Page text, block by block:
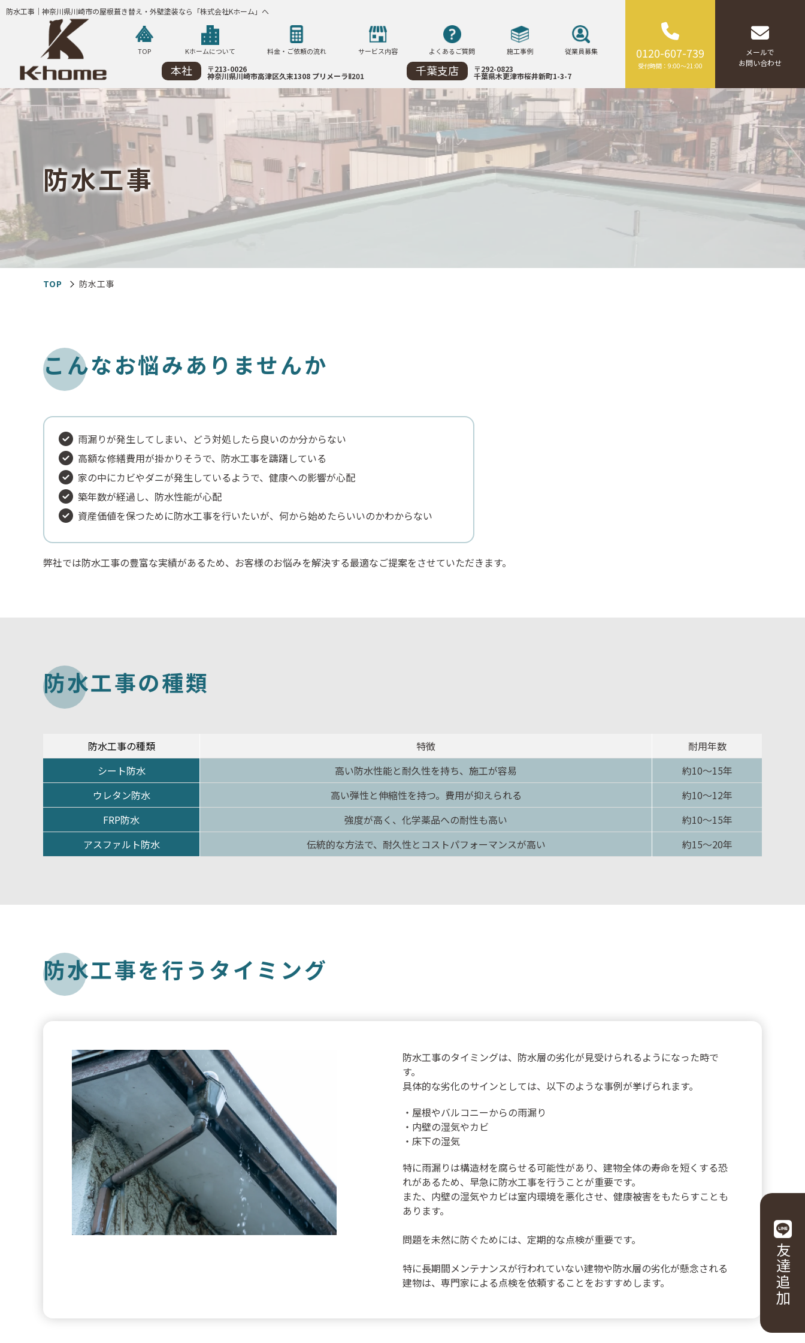
防水工事｜神奈川県川崎市の屋根葺き替え・外壁塗装なら「株式会社Kホーム」へ
TOP Kホームについて 料金・ご依頼の流れ サービス内容 よくあるご質問 施工事例 従業員募集
本社 〒213-0026
神奈川県川崎市高津区久末1308 プリメーラⅡ201 千葉支店 〒292-0823
千葉県木更津市桜井新町1-3-7
0120-607-739
受付時間：9:00～21:00
メールで
お問い合わせ
防水工事
TOP 防水工事
こ んなお悩みあ り ませんか
雨漏りが発生してしまい、どう対処したら良いのか分からない
高額な修繕費用が掛かりそうで、防水工事を躊躇している
家の中にカビやダニが発生しているようで、健康への影響が心配
築年数が経過し、防水性能が心配
資産価値を保つために防水工事を行いたいが、何から始めたらいいのかわからない
弊社では防水工事の豊富な実績があるため、お客様のお悩みを解決する最適なご提案をさせていただきます。
防水工事の種類
防水工事の種類 特徴
耐用年数
シート防水
高い防水性能と耐久性を持ち、施工が容易
約10〜15年
ウレタン防水
高い弾性と伸縮性を持つ。費用が抑えられる
約10〜12年
FRP防水
強度が高く、化学薬品への耐性も高い
約10〜15年
アスファルト防水
伝統的な方法で、耐久性とコストパフォーマンスが高い 約15〜20年
防水工事を行う タイ ミ ング
防水工事のタイミングは、防水層の劣化が見受けられるようになった時で
す。
具体的な劣化のサインとしては、以下のような事例が挙げられます。
・屋根やバルコニーからの雨漏り
・内壁の湿気やカビ
・床下の湿気
特に雨漏りは構造材を腐らせる可能性があり、建物全体の寿命を短くする恐
れがあるため、早急に防水工事を行うことが重要です。
また、内壁の湿気やカビは室内環境を悪化させ、健康被害をもたらすことも
あります。
問題を未然に防ぐためには、定期的な点検が重要です。
特に長期間メンテナンスが行われていない建物や防水層の劣化が懸念される
建物は、専門家による点検を依頼することをおすすめします。
友達追加